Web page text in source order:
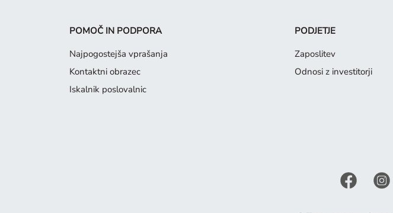
POMOČ IN PODPORA
Najpogostejša vprašanja
Kontaktni obrazec
Iskalnik poslovalnic
PODJETJE
Zaposlitev
Odnosi z investitorji